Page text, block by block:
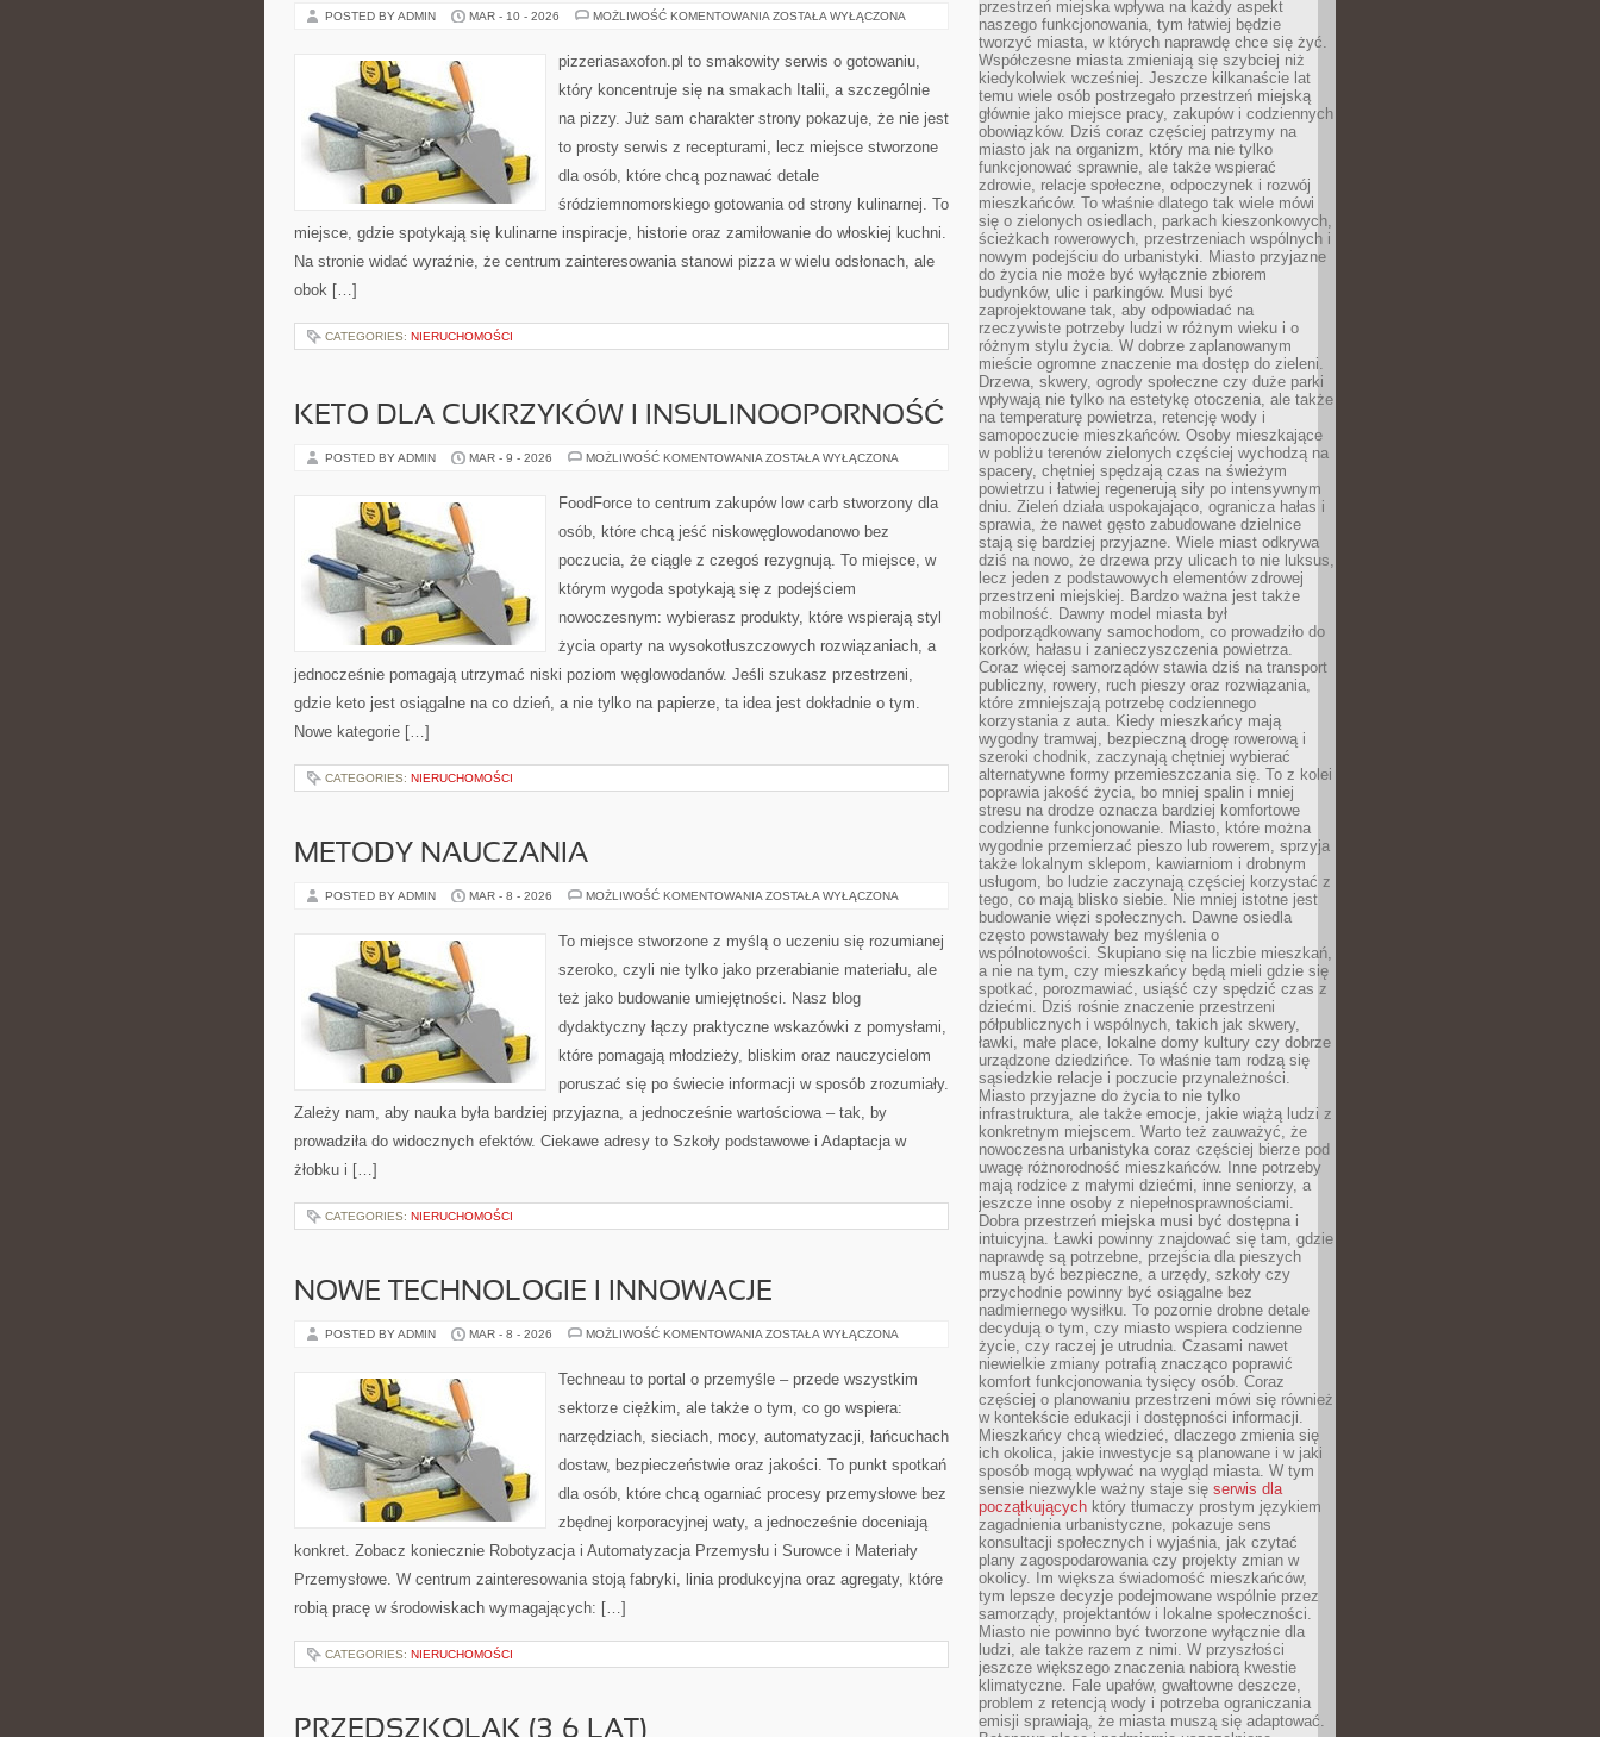
POSTED BY ADMIN MAR - 10 - 2026 MOŻLIWOŚĆ KOMENTOWANIA FAKTY
PIZZY
ZOSTAŁA WYŁĄCZONA
pizzeriasaxofon.pl to smakowity serwis o gotowaniu,
który koncentruje się na smakach Italii, a szczególnie
na pizzy. Już sam charakter strony pokazuje, że nie jest
to prosty serwis z recepturami, lecz miejsce stworzone
dla osób, które chcą poznawać detale
śródziemnomorskiego gotowania od strony kulinarnej. To
miejsce, gdzie spotykają się kulinarne inspiracje, historie oraz zamiłowanie do włoskiej kuchni.
Na stronie widać wyraźnie, że centrum zainteresowania stanowi pizza w wielu odsłonach, ale
obok […]
CATEGORIES: NIERUCHOMOŚCI
KETO DLA CUKRZYKÓW I INSULINOOPORNOŚĆ
POSTED BY ADMIN MAR - 9 - 2026 MOŻLIWOŚĆ KOMENTOWANIA KETO
INSULINOOPORNOŚĆ
ZOSTAŁA WYŁĄCZONA
FoodForce to centrum zakupów low carb stworzony dla
osób, które chcą jeść niskowęglowodanowo bez
poczucia, że ciągle z czegoś rezygnują. To miejsce, w
którym wygoda spotykają się z podejściem
nowoczesnym: wybierasz produkty, które wspierają styl
życia oparty na wysokotłuszczowych rozwiązaniach, a
jednocześnie pomagają utrzymać niski poziom węglowodanów. Jeśli szukasz przestrzeni,
gdzie keto jest osiągalne na co dzień, a nie tylko na papierze, ta idea jest dokładnie o tym.
Nowe kategorie […]
CATEGORIES: NIERUCHOMOŚCI
METODY NAUCZANIA
POSTED BY ADMIN MAR - 8 - 2026 MOŻLIWOŚĆ KOMENTOWANIA METODY
ZOSTAŁA WYŁĄCZONA
To miejsce stworzone z myślą o uczeniu się rozumianej
szeroko, czyli nie tylko jako przerabianie materiału, ale
też jako budowanie umiejętności. Nasz blog
dydaktyczny łączy praktyczne wskazówki z pomysłami,
które pomagają młodzieży, bliskim oraz nauczycielom
poruszać się po świecie informacji w sposób zrozumiały.
Zależy nam, aby nauka była bardziej przyjazna, a jednocześnie wartościowa – tak, by
prowadziła do widocznych efektów. Ciekawe adresy to Szkoły podstawowe i Adaptacja w
żłobku i […]
CATEGORIES: NIERUCHOMOŚCI
NOWE TECHNOLOGIE I INNOWACJE
POSTED BY ADMIN MAR - 8 - 2026 MOŻLIWOŚĆ KOMENTOWANIA NOWE
INNOWACJE
ZOSTAŁA WYŁĄCZONA
Techneau to portal o przemyśle – przede wszystkim
sektorze ciężkim, ale także o tym, co go wspiera:
narzędziach, sieciach, mocy, automatyzacji, łańcuchach
dostaw, bezpieczeństwie oraz jakości. To punkt spotkań
dla osób, które chcą ogarniać procesy przemysłowe bez
zbędnej korporacyjnej waty, a jednocześnie doceniają
konkret. Zobacz koniecznie Robotyzacja i Automatyzacja Przemysłu i Surowce i Materiały
Przemysłowe. W centrum zainteresowania stoją fabryki, linia produkcyjna oraz agregaty, które
robią pracę w środowiskach wymagających: […]
CATEGORIES: NIERUCHOMOŚCI
PRZEDSZKOLAK (3–6 LAT)
przestrzeń miejska wpływa na każdy aspekt
naszego funkcjonowania, tym łatwiej będzie
tworzyć miasta, w których naprawdę chce się żyć.
Współczesne miasta zmieniają się szybciej niż
kiedykolwiek wcześniej. Jeszcze kilkanaście lat
temu wiele osób postrzegało przestrzeń miejską
głównie jako miejsce pracy, zakupów i codziennych
obowiązków. Dziś coraz częściej patrzymy na
miasto jak na organizm, który ma nie tylko
funkcjonować sprawnie, ale także wspierać
zdrowie, relacje społeczne, odpoczynek i rozwój
mieszkańców. To właśnie dlatego tak wiele mówi
się o zielonych osiedlach, parkach kieszonkowych,
ścieżkach rowerowych, przestrzeniach wspólnych i
nowym podejściu do urbanistyki. Miasto przyjazne
do życia nie może być wyłącznie zbiorem
budynków, ulic i parkingów. Musi być
zaprojektowane tak, aby odpowiadać na
rzeczywiste potrzeby ludzi w różnym wieku i o
różnym stylu życia. W dobrze zaplanowanym
mieście ogromne znaczenie ma dostęp do zieleni.
Drzewa, skwery, ogrody społeczne czy duże parki
wpływają nie tylko na estetykę otoczenia, ale także
na temperaturę powietrza, retencję wody i
samopoczucie mieszkańców. Osoby mieszkające
w pobliżu terenów zielonych częściej wychodzą na
spacery, chętniej spędzają czas na świeżym
powietrzu i łatwiej regenerują siły po intensywnym
dniu. Zieleń działa uspokajająco, ogranicza hałas i
sprawia, że nawet gęsto zabudowane dzielnice
stają się bardziej przyjazne. Wiele miast odkrywa
dziś na nowo, że drzewa przy ulicach to nie luksus,
lecz jeden z podstawowych elementów zdrowej
przestrzeni miejskiej. Bardzo ważna jest także
mobilność. Dawny model miasta był
podporządkowany samochodom, co prowadziło do
korków, hałasu i zanieczyszczenia powietrza.
Coraz więcej samorządów stawia dziś na transport
publiczny, rowery, ruch pieszy oraz rozwiązania,
które zmniejszają potrzebę codziennego
korzystania z auta. Kiedy mieszkańcy mają
wygodny tramwaj, bezpieczną drogę rowerową i
szeroki chodnik, zaczynają chętniej wybierać
alternatywne formy przemieszczania się. To z kolei
poprawia jakość życia, bo mniej spalin i mniej
stresu na drodze oznacza bardziej komfortowe
codzienne funkcjonowanie. Miasto, które można
wygodnie przemierzać pieszo lub rowerem, sprzyja
także lokalnym sklepom, kawiarniom i drobnym
usługom, bo ludzie zaczynają częściej korzystać z
tego, co mają blisko siebie. Nie mniej istotne jest
budowanie więzi społecznych. Dawne osiedla
często powstawały bez myślenia o
wspólnotowości. Skupiano się na liczbie mieszkań,
a nie na tym, czy mieszkańcy będą mieli gdzie się
spotkać, porozmawiać, usiąść czy spędzić czas z
dziećmi. Dziś rośnie znaczenie przestrzeni
półpublicznych i wspólnych, takich jak skwery,
ławki, małe place, lokalne domy kultury czy dobrze
urządzone dziedzińce. To właśnie tam rodzą się
sąsiedzkie relacje i poczucie przynależności.
Miasto przyjazne do życia to nie tylko
infrastruktura, ale także emocje, jakie wiążą ludzi z
konkretnym miejscem. Warto też zauważyć, że
nowoczesna urbanistyka coraz częściej bierze pod
uwagę różnorodność mieszkańców. Inne potrzeby
mają rodzice z małymi dziećmi, inne seniorzy, a
jeszcze inne osoby z niepełnosprawnościami.
Dobra przestrzeń miejska musi być dostępna i
intuicyjna. Ławki powinny znajdować się tam, gdzie
naprawdę są potrzebne, przejścia dla pieszych
muszą być bezpieczne, a urzędy, szkoły czy
przychodnie powinny być osiągalne bez
nadmiernego wysiłku. To pozornie drobne detale
decydują o tym, czy miasto wspiera codzienne
życie, czy raczej je utrudnia. Czasami nawet
niewielkie zmiany potrafią znacząco poprawić
komfort funkcjonowania tysięcy osób. Coraz
częściej o planowaniu przestrzeni mówi się również
w kontekście edukacji i dostępności informacji.
Mieszkańcy chcą wiedzieć, dlaczego zmienia się
ich okolica, jakie inwestycje są planowane i w jaki
sposób mogą wpływać na wygląd miasta. W tym
sensie niezwykle ważny staje się serwis dla
początkujących który tłumaczy prostym językiem
zagadnienia urbanistyczne, pokazuje sens
konsultacji społecznych i wyjaśnia, jak czytać
plany zagospodarowania czy projekty zmian w
okolicy. Im większa świadomość mieszkańców,
tym lepsze decyzje podejmowane wspólnie przez
samorządy, projektantów i lokalne społeczności.
Miasto nie powinno być tworzone wyłącznie dla
ludzi, ale także razem z nimi. W przyszłości
jeszcze większego znaczenia nabiorą kwestie
klimatyczne. Fale upałów, gwałtowne deszcze,
problem z retencją wody i potrzeba ograniczania
emisji sprawiają, że miasta muszą się adaptować.